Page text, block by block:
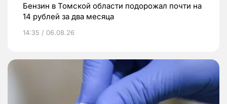
Бензин в Томской области подорожал почти на
14 рублей за два месяца
14:35 / 06.08.26